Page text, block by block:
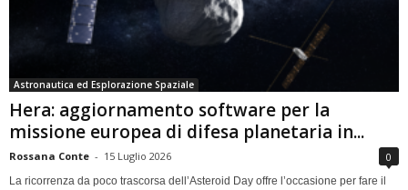
Astronautica ed Esplorazione Spaziale
Hera: aggiornamento software per la
missione europea di difesa planetaria in...
Rossana Conte - 15 Luglio 2026 0
La ricorrenza da poco trascorsa dell’Asteroid Day offre l’occasione per fare il